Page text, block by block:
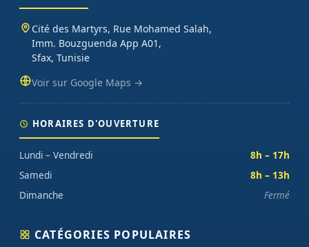
Cité des Martyrs, Rue Mohamed Salah,
Imm. Bouzguenda App A01,
Sfax, Tunisie
Voir sur Google Maps →
HORAIRES D'OUVERTURE
Lundi – Vendredi
8h – 17h
Samedi
8h – 13h
Dimanche
Fermé
CATÉGORIES POPULAIRES